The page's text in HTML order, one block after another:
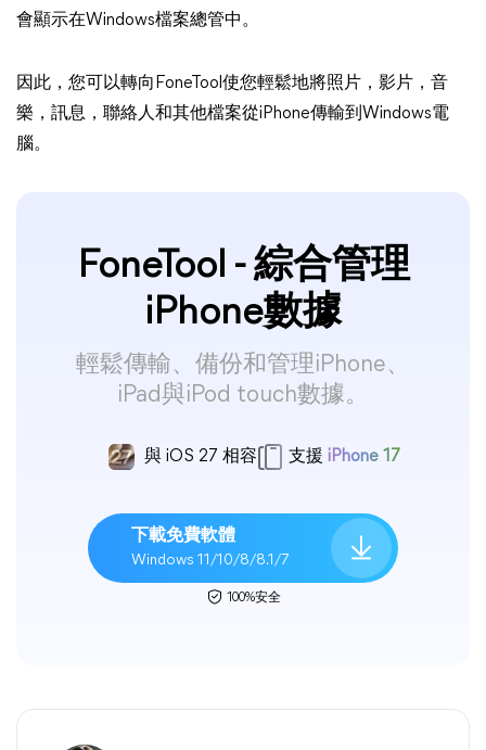
會顯示在Windows檔案總管中。
因此，您可以轉向FoneTool使您輕鬆地將照片，影片，音
樂，訊息，聯絡人和其他檔案從iPhone傳輸到Windows電
腦。
FoneTool - 綜合管理
iPhone數據
輕鬆傳輸、備份和管理iPhone、
iPad與iPod touch數據。
與 iOS 27 相容 支援 iPhone 17
下載免費軟體
Windows 11/10/8/8.1/7
100%安全